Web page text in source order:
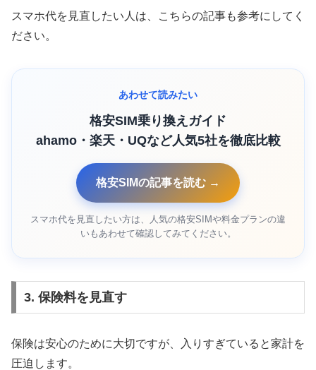
スマホ代を見直したい人は、こちらの記事も参考にしてく
ださい。
あわせて読みたい
格安SIM乗り換えガイド
ahamo・楽天・UQなど人気5社を徹底比較
格安SIMの記事を読む →
スマホ代を見直したい方は、人気の格安SIMや料金プランの違
いもあわせて確認してみてください。
3. 保険料を見直す
保険は安心のために大切ですが、入りすぎていると家計を
圧迫します。